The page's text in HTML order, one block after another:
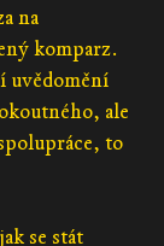
na
komparz.
uvědomění
ale
to
se stát